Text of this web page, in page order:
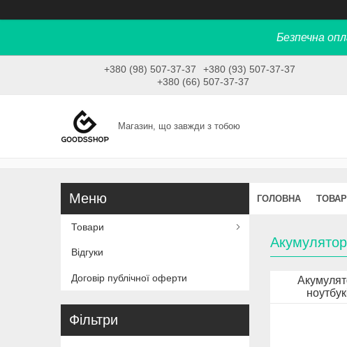
Безпечна
+380 (98) 507-37-37
+380 (93) 507-37-37
+380 (66) 507-37-37
Магазин, що завжди з тобою
ГОЛОВНА
Товари
Відгуки
Договір публічної оферти
Фільтри